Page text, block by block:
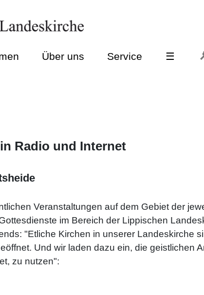
Über uns Service ☰
Radio und Internet
Veranstaltungen auf dem Gebiet der
im Bereich der Lippischen
"Etliche Kirchen in unserer Landeskirche
Und wir laden dazu ein, die geistlichen
zu nutzen":